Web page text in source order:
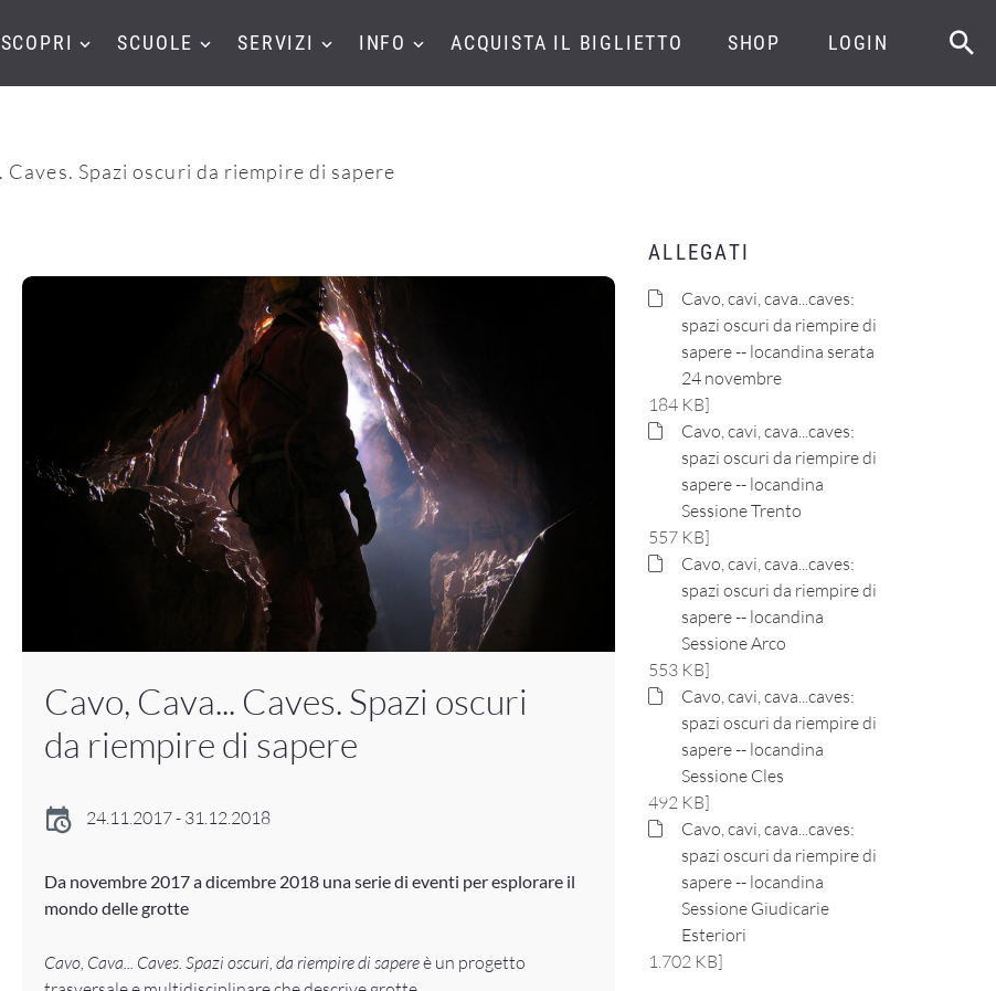
SCOPRI SCUOLE SERVIZI INFO ACQUISTA IL BIGLIETTO SHOP LOGIN
Caves. Spazi oscuri da riempire di sapere
Cavo, Cava... Caves. Spazi oscuri
da riempire di sapere
24.11.2017 - 31.12.2018
Da novembre 2017 a dicembre 2018 una serie di eventi per esplorare il
mondo delle grotte
Cavo, Cava... Caves. Spazi oscuri, da riempire di sapereè un progetto
ALLEGATI
Cavo, cavi, cava...caves:
spazi oscuri da riempire di
sapere -- locandina serata
24 novembre
184 KB]
Cavo, cavi, cava...caves:
spazi oscuri da riempire di
sapere -- locandina
Sessione Trento
557 KB]
Cavo, cavi, cava...caves:
spazi oscuri da riempire di
sapere -- locandina
Sessione Arco
553 KB]
Cavo, cavi, cava...caves:
spazi oscuri da riempire di
sapere -- locandina
Sessione Cles
492 KB]
Cavo, cavi, cava...caves:
spazi oscuri da riempire di
sapere -- locandina
Sessione Giudicarie
Esteriori
1.702 KB]